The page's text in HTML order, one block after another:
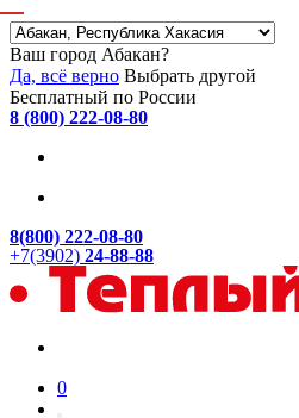
Ваш город Абакан?
Да, всё верно Выбрать другой
Бесплатный по России
8 (800) 222-08-80
8(800) 222-08-80
+7(3902) 24-88-88
0